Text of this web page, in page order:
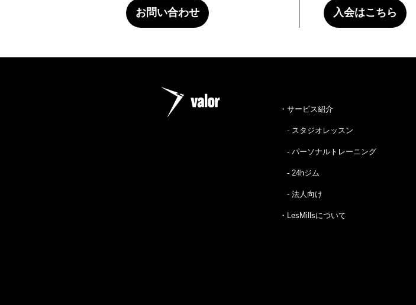
お問い合わせ 入会はこちら
・サービス紹介
- スタジオレッスン
- パーソナルトレーニング
- 24hジム
- 法人向け
・LesMillsについて